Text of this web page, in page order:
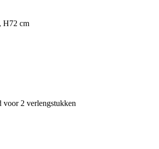
H72 cm
2 verlengstukken